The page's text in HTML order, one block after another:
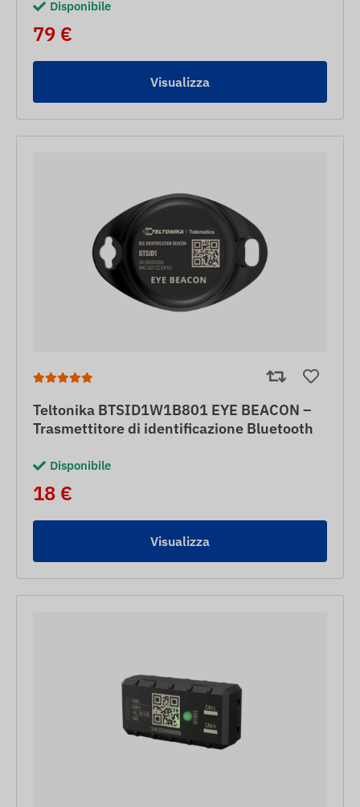
Disponibile
79 €
Visualizza
Teltonika BTSID1W1B801 EYE BEACON –
Trasmettitore di identificazione Bluetooth
Disponibile
18 €
Visualizza